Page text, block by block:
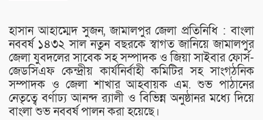
হাসান আহাম্মেদ সুজন, জামালপুর জেলা প্রতিনিধি : বাংলা
নববর্ষ ১৪৩২ সাল নতুন বছরকে স্বাগত জানিয়ে জামালপুর
জেলা যুবদলের সাবেক সহ সম্পাদক ও জিয়া সাইবার ফোর্স-
জেডসিএফ কেন্দ্রীয় কার্যনির্বাহী কমিটির সহ সাংগঠনিক
সম্পাদক ও জেলা শাখার আহবায়ক এম. শুভ পাঠানের
নেতৃত্বে বর্ণাঢ্য আনন্দ র‍্যালী ও বিভিন্ন অনুষ্ঠানর মধ্যে দিয়ে
বাংলা শুভ নববর্ষ পালন করা হয়েছে।